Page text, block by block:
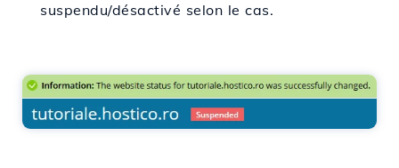
suspendu/désactivé selon le cas.